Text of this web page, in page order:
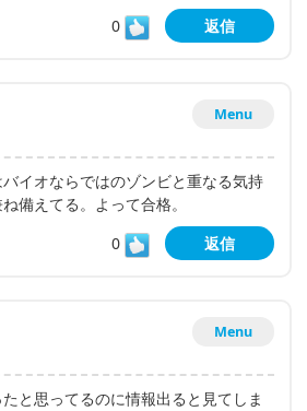
0
返信
Menu
イオならではのゾンビと重なる気持
備えてる。よって合格。
0
返信
Menu
と思ってるのに情報出ると見てしま